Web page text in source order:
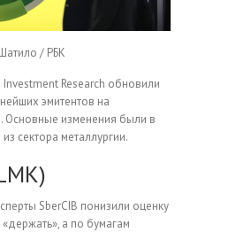
/ РБК
Investment Research обновили
эмитентов на
Основные изменения были в
сектора металлургии.
SberCIB понизили оценку
а по бумагам